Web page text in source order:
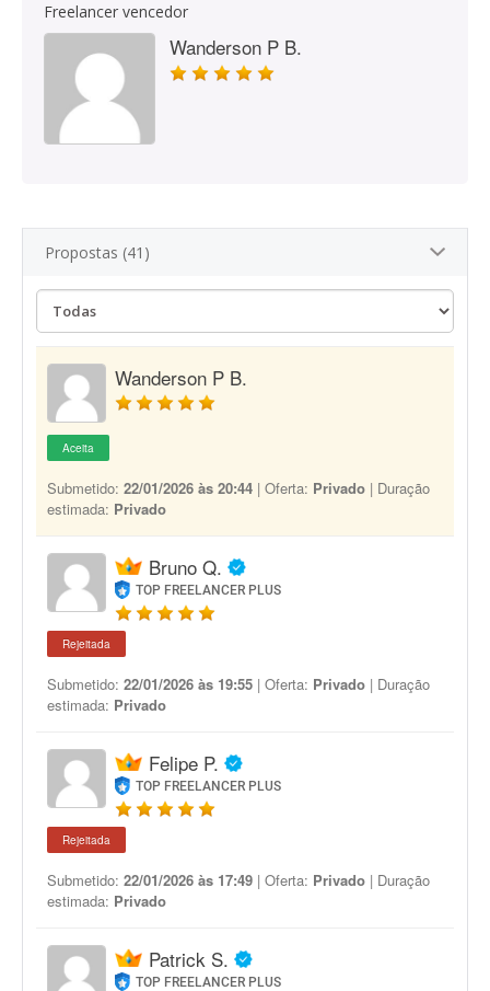
Freelancer vencedor
Wanderson P B.
Propostas (41)
Wanderson P B.
Aceita
Submetido: 22/01/2026 às 20:44 | Oferta: Privado | Duração
estimada: Privado
Bruno Q.
TOP FREELANCER PLUS
Rejeitada
Submetido: 22/01/2026 às 19:55 | Oferta: Privado | Duração
estimada: Privado
Felipe P.
TOP FREELANCER PLUS
Rejeitada
Submetido: 22/01/2026 às 17:49 | Oferta: Privado | Duração
estimada: Privado
Patrick S.
TOP FREELANCER PLUS